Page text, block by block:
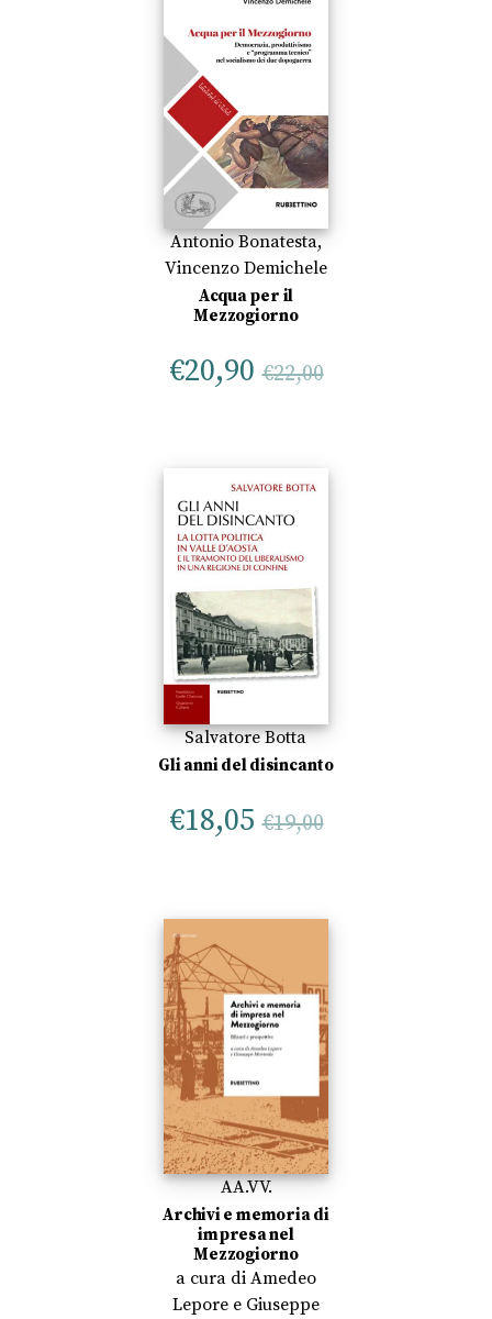
Antonio Bonatesta,
Vincenzo Demichele
Acqua per il
Mezzogiorno
€20,90 €22,00
Salvatore Botta
Gli anni del disincanto
€18,05 €19,00
AA.VV.
Archivi e memoria di
impresa nel
Mezzogiorno
a cura di Amedeo
Lepore e Giuseppe